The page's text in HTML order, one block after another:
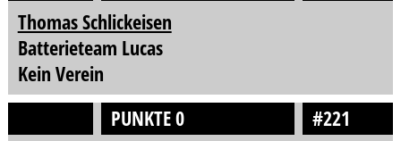
Thomas Schlickeisen
Batterieteam Lucas
Kein Verein
PUNKTE 0
#221